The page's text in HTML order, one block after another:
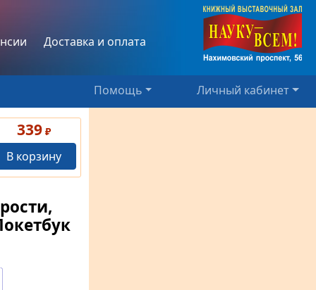
Доставка и оплата
Помощь Личный кабинет
339₽
В корзину